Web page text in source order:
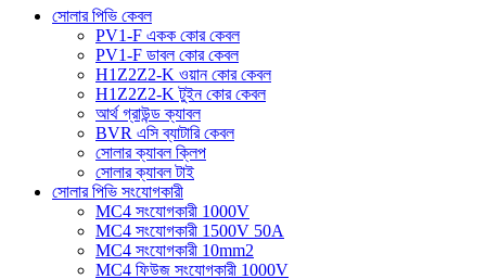
সোলার পিভি কেবল
PV1-F একক কোর কেবল
PV1-F ডাবল কোর কেবল
H1Z2Z2-K ওয়ান কোর কেবল
H1Z2Z2-K টুইন কোর কেবল
আর্থ গ্রাউন্ড ক্যাবল
BVR এসি ব্যাটারি কেবল
সোলার ক্যাবল ক্লিপ
সোলার ক্যাবল টাই
সোলার পিভি সংযোগকারী
MC4 সংযোগকারী 1000V
MC4 সংযোগকারী 1500V 50A
MC4 সংযোগকারী 10mm2
MC4 ফিউজ সংযোগকারী 1000V